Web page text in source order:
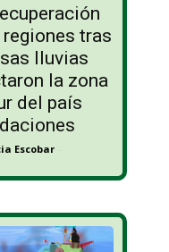
tras
lluvias
la zona
del país
Escobar -